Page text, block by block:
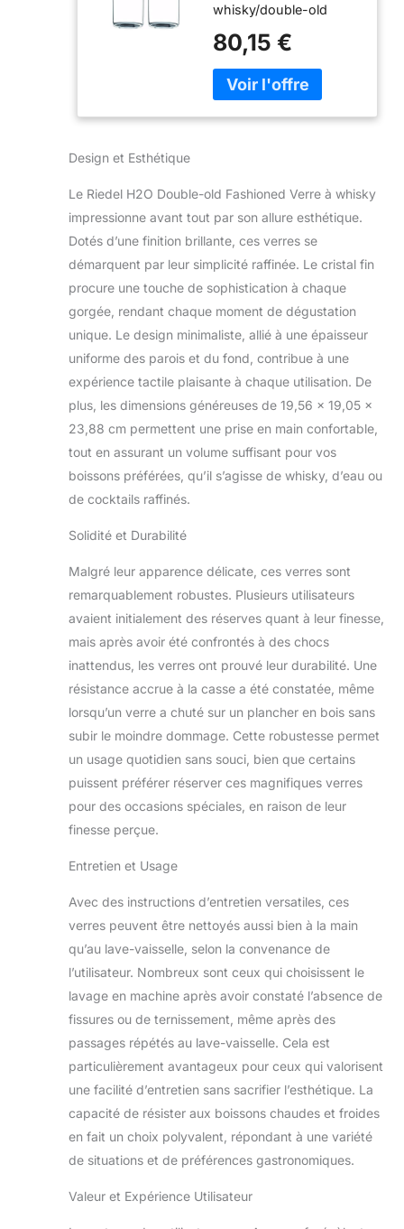
whisky/double-old
7/20,3 cm de haut
80,15 €
Design et Esthétique
Le Riedel H2O Double-old Fashioned Verre à whisky
impressionne avant tout par son allure esthétique.
Dotés d’une finition brillante, ces verres se
démarquent par leur simplicité raffinée. Le cristal fin
procure une touche de sophistication à chaque
gorgée, rendant chaque moment de dégustation
unique. Le design minimaliste, allié à une épaisseur
uniforme des parois et du fond, contribue à une
expérience tactile plaisante à chaque utilisation. De
plus, les dimensions généreuses de 19,56 x 19,05 x
23,88 cm permettent une prise en main confortable,
tout en assurant un volume suffisant pour vos
boissons préférées, qu’il s’agisse de whisky, d’eau ou
de cocktails raffinés.
Solidité et Durabilité
Malgré leur apparence délicate, ces verres sont
remarquablement robustes. Plusieurs utilisateurs
avaient initialement des réserves quant à leur finesse,
mais après avoir été confrontés à des chocs
inattendus, les verres ont prouvé leur durabilité. Une
résistance accrue à la casse a été constatée, même
lorsqu’un verre a chuté sur un plancher en bois sans
subir le moindre dommage. Cette robustesse permet
un usage quotidien sans souci, bien que certains
puissent préférer réserver ces magnifiques verres
pour des occasions spéciales, en raison de leur
finesse perçue.
Entretien et Usage
Avec des instructions d’entretien versatiles, ces
verres peuvent être nettoyés aussi bien à la main
qu’au lave-vaisselle, selon la convenance de
l’utilisateur. Nombreux sont ceux qui choisissent le
lavage en machine après avoir constaté l’absence de
fissures ou de ternissement, même après des
passages répétés au lave-vaisselle. Cela est
particulièrement avantageux pour ceux qui valorisent
une facilité d’entretien sans sacrifier l’esthétique. La
capacité de résister aux boissons chaudes et froides
en fait un choix polyvalent, répondant à une variété
de situations et de préférences gastronomiques.
Valeur et Expérience Utilisateur